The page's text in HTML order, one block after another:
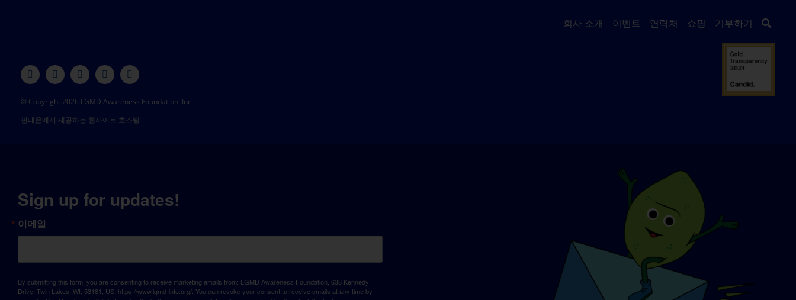
회사 소개 이벤트 연락처 쇼핑 기부하기
© Copyright 2026 LGMD Awareness Foundation, Inc
판테온에서 제공하는 웹사이트 호스팅
Sign up for updates!
이메일
By submitting this form, you are consenting to receive marketing emails from: LGMD Awareness Foundation, 638 Kennedy
Drive, Twin Lakes, WI, 53181, US, https://www.lgmd-info.org/. You can revoke your consent to receive emails at any time by